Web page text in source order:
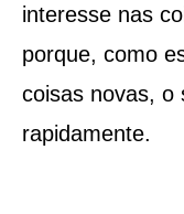
interesse nas
porque, como
coisas novas, o
rapidamente.